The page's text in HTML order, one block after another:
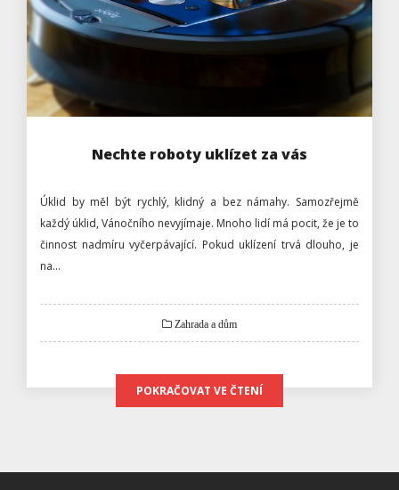
Nechte roboty uklízet za vás
Úklid by měl být rychlý, klidný a bez námahy. Samozřejmě
každý úklid, Vánočního nevyjímaje. Mnoho lidí má pocit, že je to
činnost nadmíru vyčerpávající. Pokud uklízení trvá dlouho, je
na…
Zahrada a dům
POKRAČOVAT VE ČTENÍ